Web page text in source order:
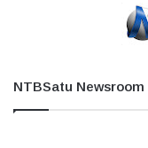
NTBSatu Newsroom